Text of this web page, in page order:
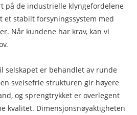
på de industrielle klyngefordelene
et stabilt forsyningssystem med
Når kundene har krav, kan vi
selskapet er behandlet av runde
sveisefrie strukturen gir høyere
og sprengtrykket er overlegent
kvalitet. Dimensjonsnøyaktigheten